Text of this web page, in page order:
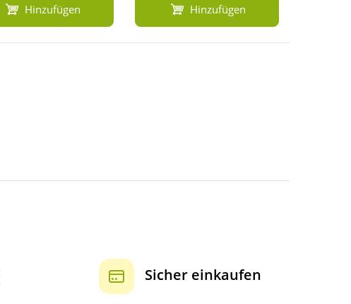
Hinzufügen Hinzufügen
Sicher einkaufen